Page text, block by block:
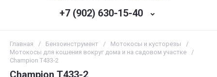
+7 (902) 630-15-40
Главная / Бензоинструмент / Мотокосы и кусторезы
/
Мотокосы для кошения вокруг дома и на садовом участке
/
Champion Т433-2
Champion Т433-2